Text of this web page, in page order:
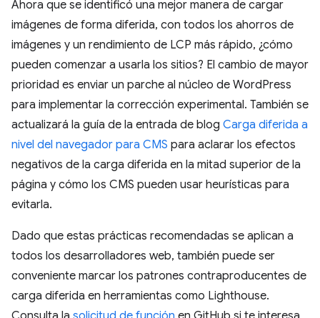
Ahora que se identificó una mejor manera de cargar
imágenes de forma diferida, con todos los ahorros de
imágenes y un rendimiento de LCP más rápido, ¿cómo
pueden comenzar a usarla los sitios? El cambio de mayor
prioridad es enviar un parche al núcleo de WordPress
para implementar la corrección experimental. También se
actualizará la guía de la entrada de blog Carga diferida a
nivel del navegador para CMS para aclarar los efectos
negativos de la carga diferida en la mitad superior de la
página y cómo los CMS pueden usar heurísticas para
evitarla.
Dado que estas prácticas recomendadas se aplican a
todos los desarrolladores web, también puede ser
conveniente marcar los patrones contraproducentes de
carga diferida en herramientas como Lighthouse.